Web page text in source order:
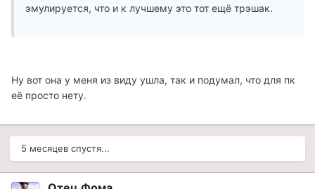
эмулируется, что и к лучшему это тот ещё трэшак.
Ну вот она у меня из виду ушла, так и подумал, что для пк
её просто нету.
5 месяцев спустя...